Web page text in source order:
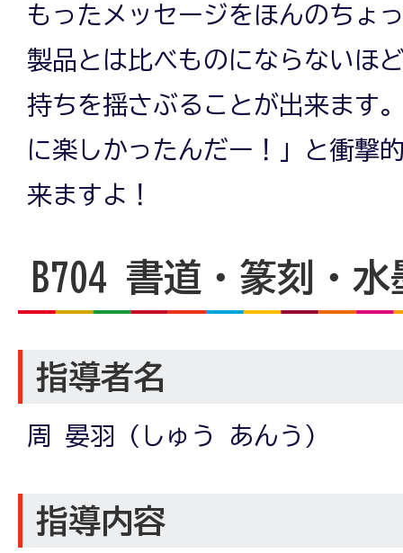
もったメッセージをほんのちょ
製品とは比べものにならないほ
持ちを揺さぶることが出来ます
に楽しかったんだー！」と衝撃
来ますよ！
B704 書道・篆刻・水
指導者名
周 晏羽 (しゅう あんう)
指導内容